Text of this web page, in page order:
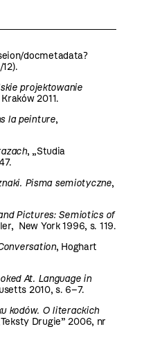
docmetadata?
projektowanie
2011.
la peinture,
, „Studia
Pisma semiotyczne,
Pictures: Semiotics of
New York 1996, s. 119.
, Hoghart
At. Language in
2010, s. 6–7.
kodów. O literackich
Drugie” 2006, nr